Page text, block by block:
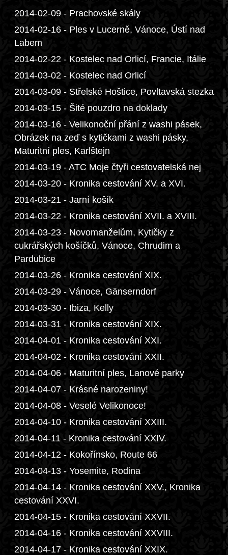
2014-02-09 - Prachovské skály
2014-02-16 - Ples v Lucerně, Vánoce, Ústí nad
Labem
2014-02-22 - Kostelec nad Orlicí, Francie, Itálie
2014-03-02 - Kostelec nad Orlicí
2014-03-09 - Střelské Hoštice, Povltavská stezka
2014-03-15 - Šité pouzdro na doklady
2014-03-16 - Velikonoční přání z washi pásek,
Obrázek na zeď s kytičkami z washi pásky,
Maturitní ples, Karlštejn
2014-03-19 - ATC Moje čtyři cestovatelská nej
2014-03-20 - Kronika cestování XV. a XVI.
2014-03-21 - Jarní košík
2014-03-22 - Kronika cestování XVII. a XVIII.
2014-03-23 - Novomanželům, Kytičky z
cukrářských košíčků, Vánoce, Chrudim a
Pardubice
2014-03-26 - Kronika cestování XIX.
2014-03-29 - Vánoce, Gänserndorf
2014-03-30 - Ibiza, Kelly
2014-03-31 - Kronika cestování XIX.
2014-04-01 - Kronika cestování XXI.
2014-04-02 - Kronika cestování XXII.
2014-04-06 - Maturitní ples, Lanové parky
2014-04-07 - Krásné narozeniny!
2014-04-08 - Veselé Velikonoce!
2014-04-10 - Kronika cestování XXIII.
2014-04-11 - Kronika cestování XXIV.
2014-04-12 - Kokořínsko, Route 66
2014-04-13 - Yosemite, Rodina
2014-04-14 - Kronika cestování XXV., Kronika
cestování XXVI.
2014-04-15 - Kronika cestování XXVII.
2014-04-16 - Kronika cestování XXVIII.
2014-04-17 - Kronika cestování XXIX.